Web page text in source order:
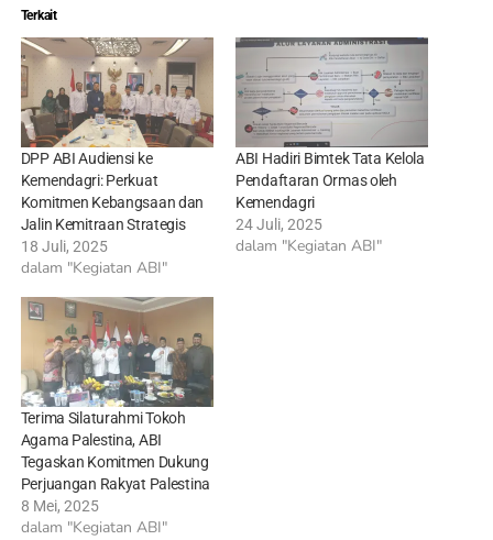
Terkait
DPP ABI Audiensi ke
Kemendagri: Perkuat
Komitmen Kebangsaan dan
Jalin Kemitraan Strategis
18 Juli, 2025
dalam "Kegiatan ABI"
ABI Hadiri Bimtek Tata Kelola
Pendaftaran Ormas oleh
Kemendagri
24 Juli, 2025
dalam "Kegiatan ABI"
Terima Silaturahmi Tokoh
Agama Palestina, ABI
Tegaskan Komitmen Dukung
Perjuangan Rakyat Palestina
8 Mei, 2025
dalam "Kegiatan ABI"